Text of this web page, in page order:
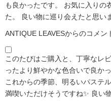
も良かったです。 お気に入りの
た。 良い物に巡り会えたと思い
ANTIQUE LEAVESからのコメン
このたびはご購入と、丁寧なレ
ったより鮮やかな色合いで良か
これからの季節、明るいパステ
満喫いただけそうですね✨ 良い